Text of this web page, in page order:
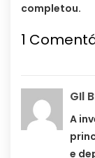
completou.
1
GIl
A
e